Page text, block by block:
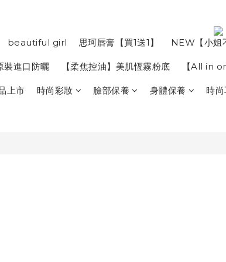
beautiful girl 思珂唇膏【買1送1】 NEW【小姐
裝進口防曬 【柔焦控油】美肌恆霧粉底 【All in
上市 時尚彩妝 臉部保養 身體保養 時